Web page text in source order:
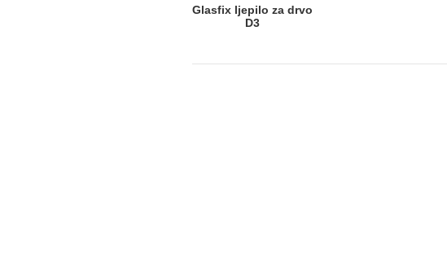
Glasfix ljepilo za drvo
D3